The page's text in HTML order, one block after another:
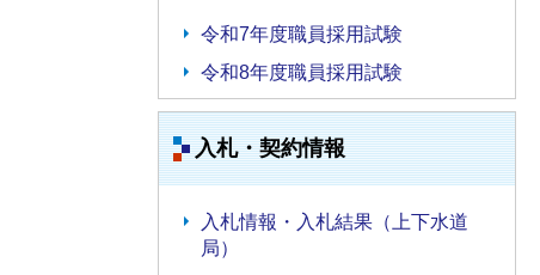
令和7年度職員採用試験
令和8年度職員採用試験
入札・契約情報
入札情報・入札結果（上下水道
局）